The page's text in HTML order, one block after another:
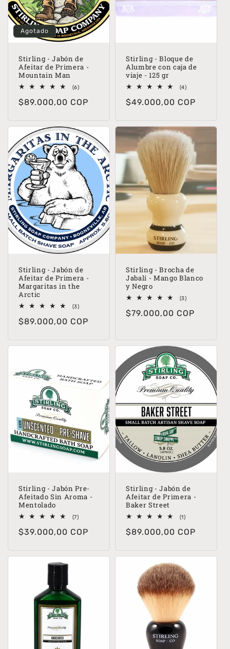
Agotado
Stirling - Jabón de
Afeitar de Primera -
Mountain Man
(6)6
totales
Precio
$89.000,00 COP
Stirling - Bloque de
Alumbre con caja de
viaje - 125 gr
(4)4
totales
Precio
$49.000,00 COP
Stirling - Jabón de
Afeitar de Primera -
Margaritas in the
Arctic
(3)3
totales
Precio
$89.000,00 COP
Stirling - Brocha de
Jabalí - Mango Blanco
y Negro
(3)3
totales
Precio
$79.000,00 COP
Stirling - Jabón Pre-
Afeitado Sin Aroma -
Mentolado
(7)7
totales
Precio
$39.000,00 COP
Stirling - Jabón de
Afeitar de Primera -
Baker Street
(1)1
totales
Precio
$89.000,00 COP